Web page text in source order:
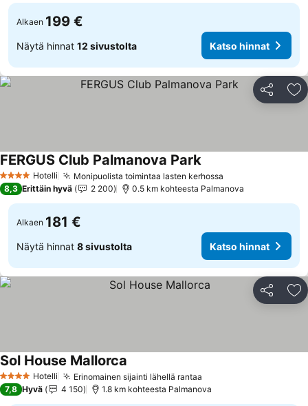
Alkaen 199 €
Näytä hinnat 12 sivustolta Katso hinnat
Jaa
4 Tähtiluokitus
Hotelli Monipuolista toimintaa lasten kerhossa
FERGUS Club Palmanova Park
8,3 Erittäin hyvä 2 200 0.5 km kohteesta Palmanova
Alkaen 181 €
Näytä hinnat 8 sivustolta Katso hinnat
Jaa
4 Tähtiluokitus
Hotelli Erinomainen sijainti lähellä rantaa
Sol House Mallorca
7,8 Hyvä 4 150 1.8 km kohteesta Palmanova